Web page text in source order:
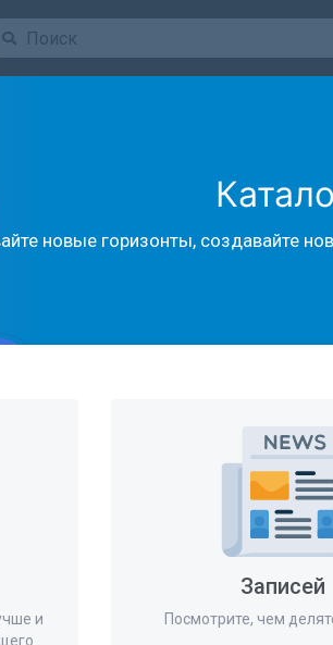
новые горизонты, создавайте
и
Записей
Посмотрите, чем